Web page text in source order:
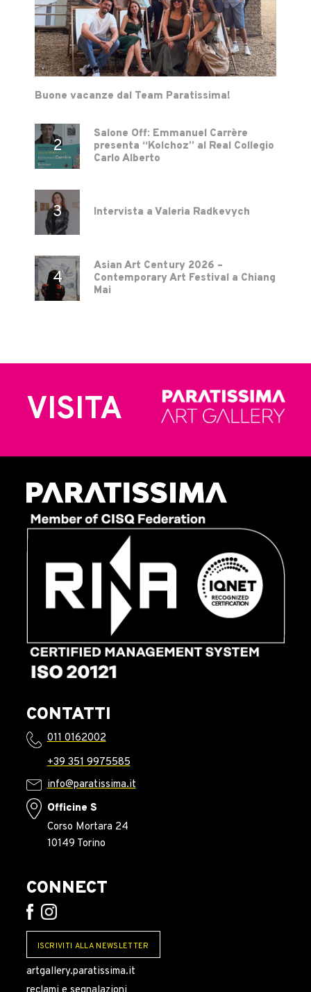
Buone vacanze dal Team Paratissima!
Salone Off: Emmanuel Carrère
presenta “Kolchoz” al Real Collegio
Carlo Alberto
Intervista a Valeria Radkevych
Asian Art Century 2026 –
Contemporary Art Festival a Chiang
Mai
VISITA
CONTATTI
011 0162002
+39 351 9975585
info@paratissima.it
Officine S
Corso Mortara 24
10149 Torino
CONNECT
ISCRIVITI ALLA NEWSLETTER
artgallery.paratissima.it